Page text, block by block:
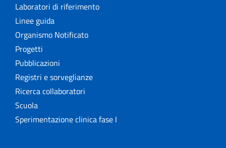
Laboratori di riferimento
Linee guida
Organismo Notificato
Progetti
Pubblicazioni
Registri e sorveglianze
Ricerca collaboratori
Scuola
Sperimentazione clinica fase I